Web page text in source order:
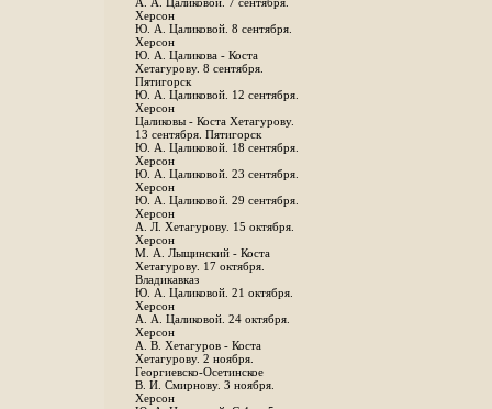
А. А. Цаликовой. 7 сентября.
Херсон
Ю. А. Цаликовой. 8 сентября.
Херсон
Ю. А. Цаликова - Коста
Хетагурову. 8 сентября.
Пятигорск
Ю. А. Цаликовой. 12 сентября.
Херсон
Цаликовы - Коста Хетагурову.
13 сентября. Пятигорск
Ю. А. Цаликовой. 18 сентября.
Херсон
Ю. А. Цаликовой. 23 сентября.
Херсон
Ю. А. Цаликовой. 29 сентября.
Херсон
А. Л. Хетагурову. 15 октября.
Херсон
М. А. Лыщинский - Коста
Хетагурову. 17 октября.
Владикавказ
Ю. А. Цаликовой. 21 октября.
Херсон
А. А. Цаликовой. 24 октября.
Херсон
A. В. Хетагуров - Коста
Хетагурову. 2 ноября.
Георгиевско-Осетинское
B. И. Смирнову. 3 ноября.
Херсон